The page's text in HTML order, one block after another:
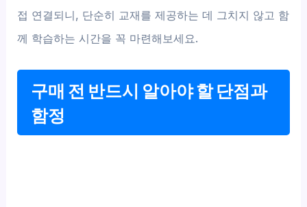
접 연결되니, 단순히 교재를 제공하는 데 그치지 않고 함
께 학습하는 시간을 꼭 마련해보세요.
구매 전 반드시 알아야 할 단점과
함정